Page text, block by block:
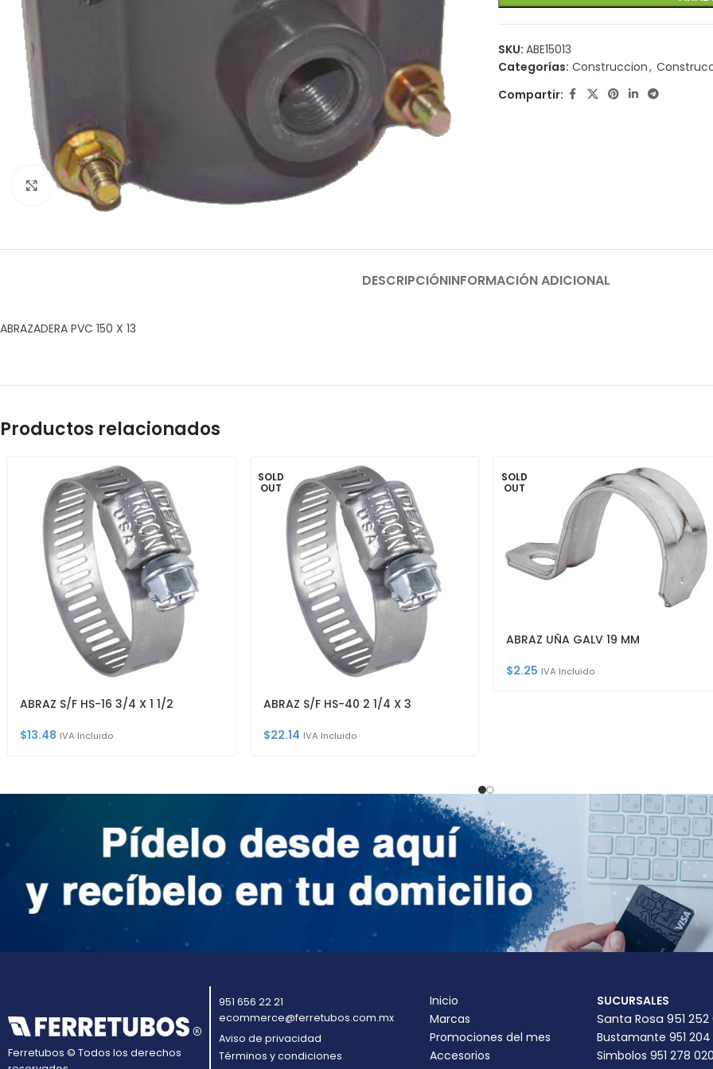
Click to enlarge
SKU: ABE15013
Categorías: Construccion,
Compartir:
DESCRIPCIÓNINFORMACIÓN ADICIONAL
ABRAZADERA PVC 150 X 13
Productos relacionados
ABRAZ S/F HS-16 3/4 X 1 1/2
$13.48 IVA Incluido
SOLD
OUT
ABRAZ S/F HS-40 2 1/4 X 3
$22.14 IVA Incluido
SOLD
OUT
ABRAZ UÑA GALV 19 MM
$2.25 IVA Incluido
Ferretubos © Todos los derechos
951 656 22 21
ecommerce@ferretubos.com.mx
Aviso de privacidad
Términos y condiciones
Inicio
Marcas
Promociones del mes
Accesorios
SUCURSALES
Santa Rosa 951 252
Bustamante 951
Simbolos 951 278